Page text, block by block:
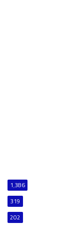
1٬386
319
202